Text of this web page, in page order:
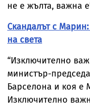
не е жълта, важна
Скандалът с
на света
“Изключително
министър-
Барселона и коя е
Изключително